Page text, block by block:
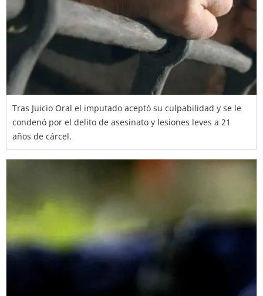
Tras Juicio Oral el imputado aceptó su culpabilidad y se le
condenó por el delito de asesinato y lesiones leves a 21
años de cárcel.